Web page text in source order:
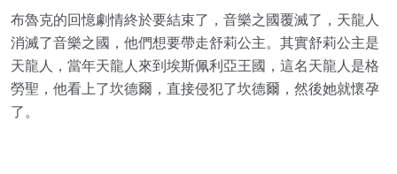
布魯克的回憶劇情終於要結束了，音樂之國覆滅了，天龍人
消滅了音樂之國，他們想要帶走舒莉公主。其實舒莉公主是
天龍人，當年天龍人來到埃斯佩利亞王國，這名天龍人是格
勞聖，他看上了坎德爾，直接侵犯了坎德爾，然後她就懷孕
了。